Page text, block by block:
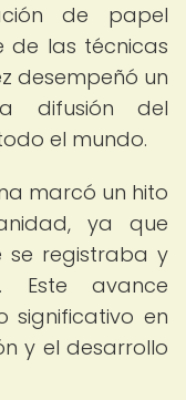
de papel
las técnicas
desempeñó un
difusión del
el mundo.
marcó un hito
ya que
se registraba y
Este avance
significativo en
y el desarrollo